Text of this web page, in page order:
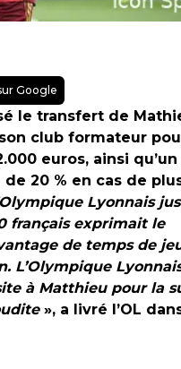
Google
le transfert de
club formateur
euros, ainsi qu’un
20 % en cas de
Lyonnais
français exprimait le
de temps de
L’Olympique
à Matthieu pour la
», a livré l’OL